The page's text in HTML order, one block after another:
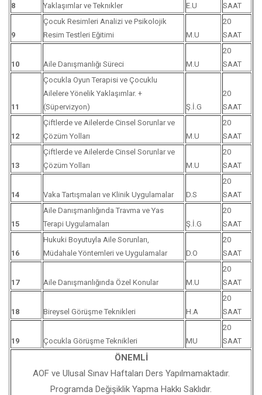
8
Yaklaşımlar ve Teknıkler
E.U
SAAT
9
Çocuk Resimleri Analizi ve Psikolojik
Resim Testleri Eğitimi
M.U
20
SAAT
10 Aile Danışmanlığı Süreci M.U
20
SAAT
11
Çocukla Oyun Terapisi ve Çocuklu
Ailelere Yönelik Yaklaşımlar. +
(Süpervizyon)
Ş.İ.G
20
SAAT
12
Çiftlerde ve Ailelerde Cinsel Sorunlar ve
Çözüm Yolları
M.U
20
SAAT
13
Çiftlerde ve Ailelerde Cinsel Sorunlar ve
Çözüm Yolları
M.U
20
SAAT
14 Vaka Tartışmaları ve Klinik Uygulamalar D.S
20
SAAT
15
Aile Danışmanlığında Travma ve Yas
Terapi Uygulamaları
Ş.İ.G
20
SAAT
16
Hukuki Boyutuyla Aile Sorunları,
Müdahale Yöntemleri ve Uygulamalar
D.O
20
SAAT
17 Aile Danışmanlığında Özel Konular M.U
20
SAAT
18 Bireysel Görüşme Teknikleri H.A
20
SAAT
19 Çocukla Görüşme Teknikleri MU
20
SAAT
ÖNEMLİ
AOF ve Ulusal Sınav Haftaları Ders Yapılmamaktadır.
Programda Değişiklik Yapma Hakkı Saklıdır.